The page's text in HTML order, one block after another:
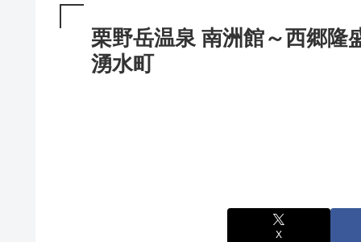
栗野岳温泉 南洲館～西郷隆
湧水町
X